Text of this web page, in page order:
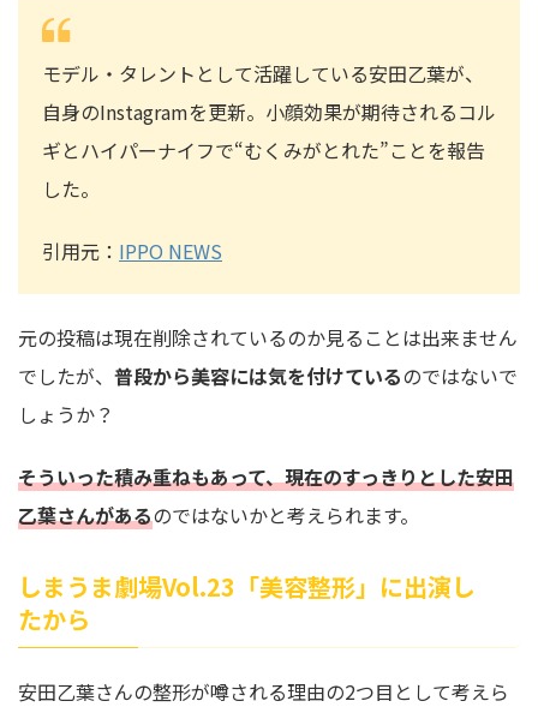
モデル・タレントとして活躍している安田乙葉が、
自身のInstagramを更新。小顔効果が期待されるコル
ギとハイパーナイフで“むくみがとれた”ことを報告
した。
引用元： IPPO NEWS
元の投稿は現在削除されているのか見ることは出来ません
でしたが、 普段から美容には気を付けているのではないで
しょうか？
そういった積み重ねもあって、現在のすっきりとした安田
乙葉さんがあるのではないかと考えられます。
しまうま劇場Vol.23「美容整形」に出演し
たから
安田乙葉さんの整形が噂される理由の2つ目として考えら